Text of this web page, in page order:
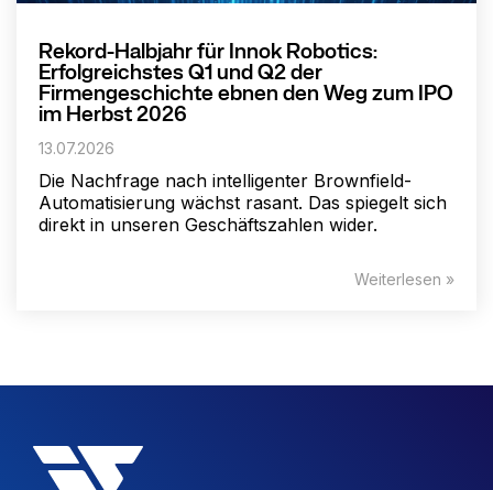
Rekord-Halbjahr für Innok Robotics:
Erfolgreichstes Q1 und Q2 der
Firmengeschichte ebnen den Weg zum IPO
im Herbst 2026
13.07.2026
Die Nachfrage nach intelligenter Brownfield-
Automatisierung wächst rasant. Das spiegelt sich
direkt in unseren Geschäftszahlen wider.
Weiterlesen »